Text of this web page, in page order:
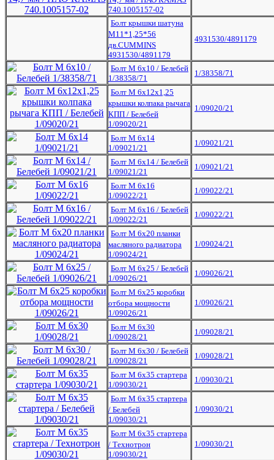
740.1005157-02
Болт крышки шатуна
М11*1,25*56
дв.CUMMINS
4931530/4891179
4931530/4891179
Болт М 6х10 / Белебей
1/38358/71
1/38358/71
Болт М 6х12х1,25
крышки колпака рычага
КПП / Белебей
1/09020/21
1/09020/21
Болт М 6х14
1/09021/21
1/09021/21
Болт М 6х14 / Белебей
1/09021/21
1/09021/21
Болт М 6х16
1/09022/21
1/09022/21
Болт М 6х16 / Белебей
1/09022/21
1/09022/21
Болт М 6х20 планки
масляного радиатора
1/09024/21
1/09024/21
Болт М 6х25 / Белебей
1/09026/21
1/09026/21
Болт М 6х25 коробки
отбора мощности
1/09026/21
1/09026/21
Болт М 6х30
1/09028/21
1/09028/21
Болт М 6х30 / Белебей
1/09028/21
1/09028/21
Болт М 6х35 стартера
1/09030/21
1/09030/21
Болт М 6х35 стартера
/ Белебей
1/09030/21
1/09030/21
Болт М 6х35 стартера
/ Технотрон
1/09030/21
1/09030/21